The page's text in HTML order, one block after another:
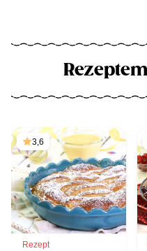
3,6
Rezept